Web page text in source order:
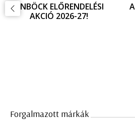
EINBÖCK INNOVÁCIOÓ,
ujdonságok az
Forgalmazott márkák